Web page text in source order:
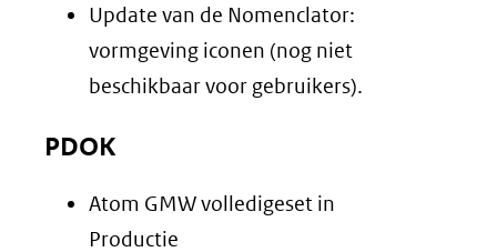
Update van de Nomenclator:
vormgeving iconen (nog niet
beschikbaar voor gebruikers).
PDOK
Atom GMW volledigeset in
Productie